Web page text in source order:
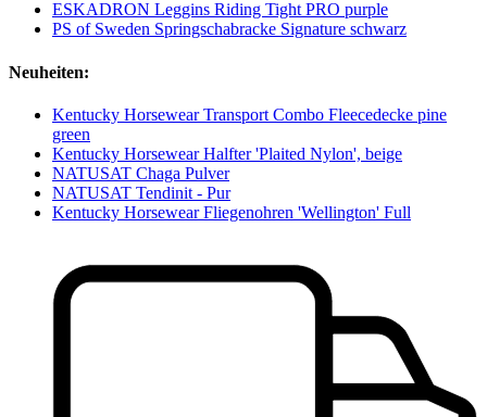
ESKADRON Leggins Riding Tight PRO purple
PS of Sweden Springschabracke Signature schwarz
Neuheiten:
Kentucky Horsewear Transport Combo Fleecedecke pine
green
Kentucky Horsewear Halfter 'Plaited Nylon', beige
NATUSAT Chaga Pulver
NATUSAT Tendinit - Pur
Kentucky Horsewear Fliegenohren 'Wellington' Full